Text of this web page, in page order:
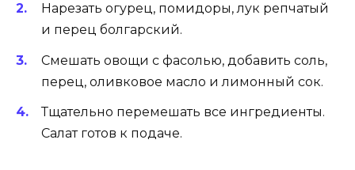
Нарезать огурец, помидоры, лук репчатый
и перец болгарский.
Смешать овощи с фасолью, добавить соль,
перец, оливковое масло и лимонный сок.
Тщательно перемешать все ингредиенты.
Салат готов к подаче.